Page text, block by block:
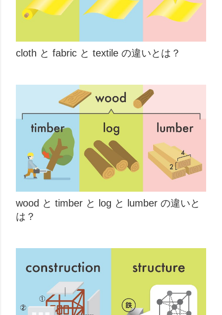
cloth と fabric と textile の違いとは？
wood と timber と log と lumber の違いと
は？